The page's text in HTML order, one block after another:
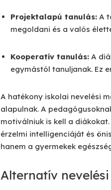
Projektalapú tanulás: A
megoldani és a valós
Kooperatív tanulás: A
egymástól tanuljanak. Ez
A hatékony iskolai nevelési
alapulnak. A
motiválniuk is kell a
érzelmi intelligenciáját és
hanem a gyermekek
Alternatív